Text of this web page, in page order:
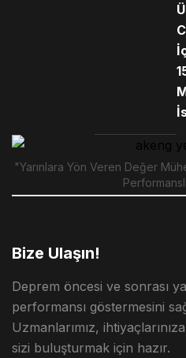
"Yarınlara Yön Veren Değer
Bize Ulaşın!
Deprem öncesi ve sonrası
performansı göstermesini
Uzmanlarımız,
sizi buluşturmak için hazır.